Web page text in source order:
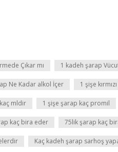
Çıkar mı 1 kadeh şarap
Ne Kadar alkol İçer 1 şişe
mldir 1 şişe şarap kaç promil
kaç bira eder 75lik şarap kaç
Kaç kadeh şarap sarhoş